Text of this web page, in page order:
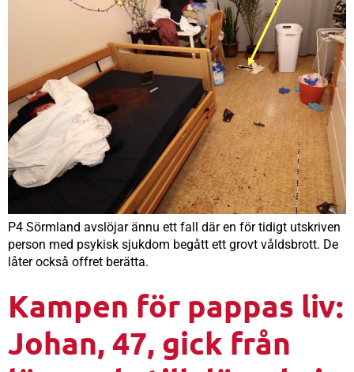
P4 Sörmland avslöjar ännu ett fall där en för tidigt utskriven
person med psykisk sjukdom begått ett grovt våldsbrott. De
låter också offret berätta.
Kampen för pappas liv:
Johan, 47, gick från